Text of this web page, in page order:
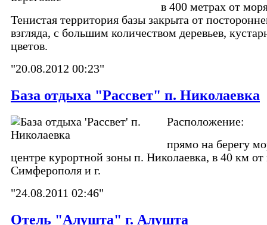
в 400 метрах от
Тенистая территория базы закрыта от
взгляда, с большим количеством деревьев,
цветов.
"20.08.2012 00:23"
База отдыха "Рассвет" п. Николаевка
Расположение:
прямо на берегу
центре курортной зоны п. Николаевка, в 40 км от
Симферополя и г.
"24.08.2011 02:46"
Отель "Алушта" г. Алушта